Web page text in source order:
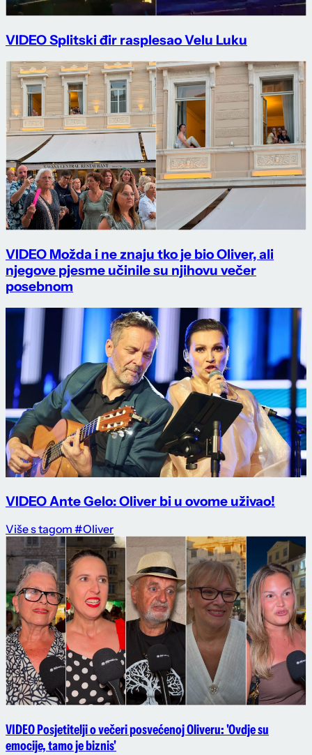
VIDEO Splitski đir rasplesao Velu Luku
VIDEO Možda i ne znaju tko je bio Oliver, ali
njegove pjesme učinile su njihovu večer
posebnom
VIDEO Ante Gelo: Oliver bi u ovome uživao!
Više s tagom #Oliver
VIDEO Posjetitelji o večeri posvećenoj Oliveru: 'Ovdje su
emocije, tamo je biznis'